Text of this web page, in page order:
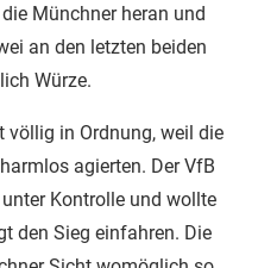
Münchner heran und
an den letzten beiden
Würze.
völlig in Ordnung, weil die
agierten. Der VfB
Kontrolle und wollte
den Sieg einfahren. Die